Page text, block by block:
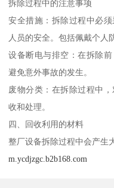
拆除过程中的注意事项
安全措施：拆除过程中必
人员的安全。包括佩戴个人
设备断电与排空：在拆除
避免意外事故的发生。
废物分类：在拆除过程中
收和处理。
四、回收利用的材料
整厂设备拆除过程中会产生
m.ycdjzgc.b2b168.com